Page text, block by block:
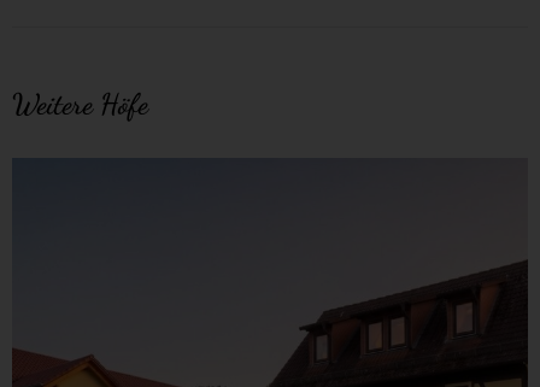
Weitere Höfe